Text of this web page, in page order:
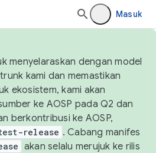
Masuk
menyelaraskan dengan model
kami dan memastikan
ekosistem, kami akan
ke AOSP pada Q2 dan
berkontribusi ke AOSP,
release . Cabang manifes
akan selalu merujuk ke rilis